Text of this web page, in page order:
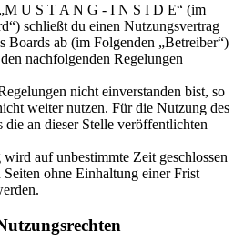
U S T A N G - I N S I D E“ (im
schließt du einen Nutzungsvertrag
Boards ab (im Folgenden „Betreiber“)
nachfolgenden Regelungen
nicht einverstanden bist, so
weiter nutzen. Für die Nutzung des
die an dieser Stelle veröffentlichten
auf unbestimmte Zeit geschlossen
ohne Einhaltung einer Frist